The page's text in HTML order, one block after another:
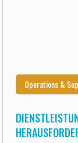
Operations &